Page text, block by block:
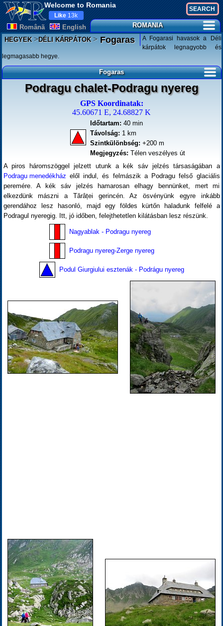
Welcome to Romania
Românã English
Like 13k
ROMANIA
HEGYEK>DÉLI KÁRPÁTOK>Fogaras
A Fogarasi havasok a Déli
kárpátok legnagyobb és
legmagasabb hegye.
Fogaras
Podragu chalet-Podragu nyereg
GPS Koordinatak:
45.60671 E, 24.68827 K
Időtartam: 40 min
Távolság: 1 km
Szintkülönbség: +200 m
Megjegyzés: Télen veszélyes út
A piros háromszöggel jelzett utunk a kék sáv jelzés társaságában a
Podragu menedékház elől indul, és felmászik a Podragu felső glaciális
peremére. A kék sáv jelzés hamarosan elhagy bennünket, mert mi
elkezdünk mászni a Tărâței gerincén. Az ösvényünk egyre inkább
gerendához lesz hasonló, majd egy földes kürtőn haladunk felfelé a
Podragul nyeregig. Itt, jó időben, felejthetetlen kilátásban lesz részünk.
Nagyablak - Podragu nyereg
Podragu nyereg-Zerge nyereg
Podul Giurgiului esztenák - Podrágu nyereg